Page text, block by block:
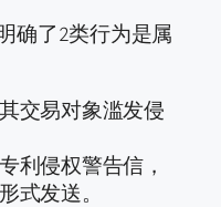
确了2类行为是属
交易对象滥发侵
利侵权警告信，
式发送。